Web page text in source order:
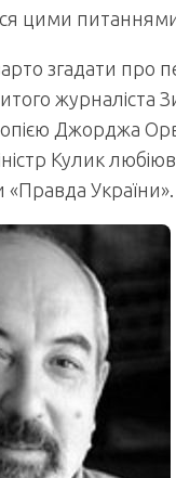
цими
згадати про
журналіста
Джорджа
Кулик
«Правда